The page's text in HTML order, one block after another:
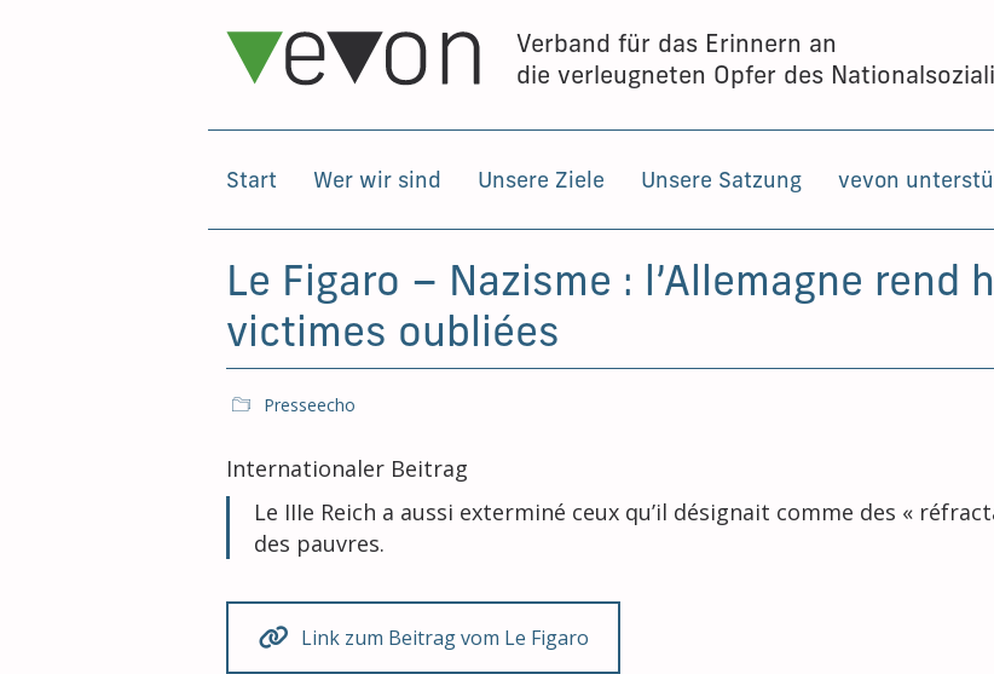
Verband für das Erinnern an
die verleugneten Opfer des
Start Wer wir sind Unsere Ziele Unsere Satzung vevon
Le Figaro – Nazisme : l’Allemagne rend
victimes oubliées
Presseecho
Internationaler Beitrag
Le IIIe Reich a aussi exterminé ceux qu’il désignait comme des «
des pauvres.
Link zum Beitrag vom Le Figaro